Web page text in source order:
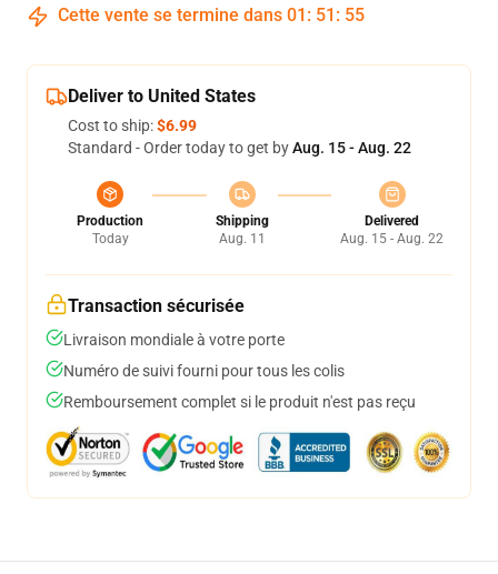
Cette vente se termine dans 01 : 51 : 54
Deliver to United States
Cost to ship:$6.99
Standard - Order today to get byAug. 15 - Aug. 22
Production
Today
Shipping
Aug. 11
Delivered
Aug. 15 - Aug. 22
Transaction sécurisée
Livraison mondiale à votre porte
Numéro de suivi fourni pour tous les colis
Remboursement complet si le produit n'est pas reçu